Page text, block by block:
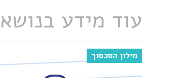
עוד מידע בנושא
מילון הסכסוך